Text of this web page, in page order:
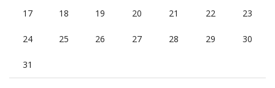
17 18 19 20 21 22 23
24 25 26 27 28 29 30
31